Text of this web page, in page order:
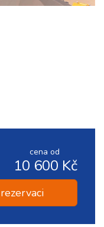
cena od
10 600 Kč